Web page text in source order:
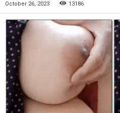
October 26, 2023 13186